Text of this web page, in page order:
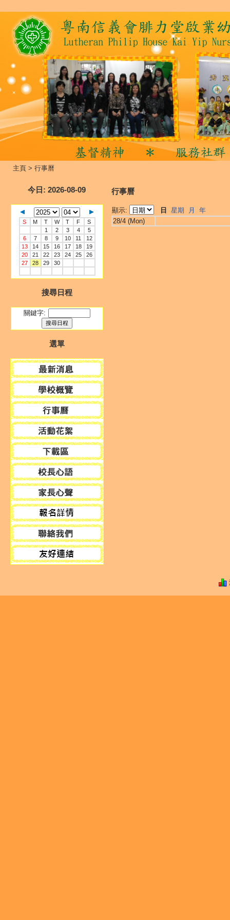
主頁 > 行事曆
今日 : 2026-08-09
S M T W T F
S
1
2 3 4
5
6
7 8 9 10 11
12
13
14 15 16 17 18
19
20
21 22 23 24 25
26
27
28 29 30
搜尋日程
關鍵字:
選單
行事曆
顯示: 日 星期 月
年
28/4 (Mon)